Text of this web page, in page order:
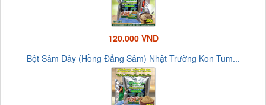
120.000 VND
Bột Sâm Dây (Hồng Đẳng Sâm) Nhật Trường Kon Tum...